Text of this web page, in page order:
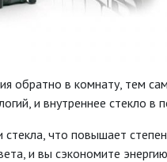
обратно в комнату, тем
и внутреннее
что повышает
и вы сэкономите